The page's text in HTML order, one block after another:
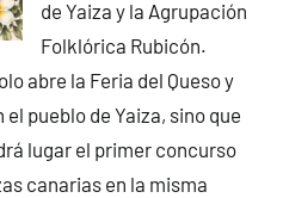
de Yaiza y la Agrupación
Folklórica Rubicón.
abre la Feria del Queso y
pueblo de Yaiza, sino que
lugar el primer concurso
canarias en la misma